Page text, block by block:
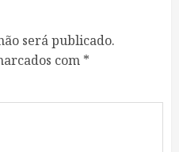
será publicado.
com *